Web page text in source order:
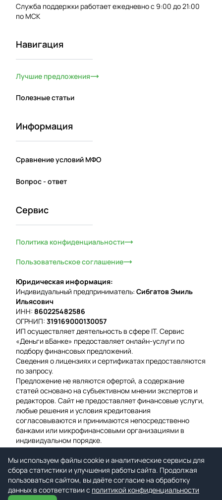
Мы используем файлы cookie и аналитические сервисы для
сбора статистики и улучшения работы сайта. Продолжая
пользоваться сайтом, вы даёте согласие на обработку
данных в соответствии с политикой конфиденциальности
Служба поддержки работает ежедневно с 9:00 до 21:00
по МСК
Навигация
Лучшие предложения
Полезные статьи
Информация
Сравнение условий МФО
Вопрос - ответ
Сервис
Политика конфиденциальности
Пользовательское соглашение
Юридическая информация:
Индивидуальный предприниматель: Сибгатов Эмиль
Ильясович
ИНН: 860225482586
ОГРНИП: 319169000130057
ИП осуществляет деятельность в сфере IT. Сервис
«Деньги вБанке» предоставляет онлайн-услуги по
подбору финансовых предложений.
Сведения о лицензиях и сертификатах предоставляются
по запросу.
Предложение не являются офертой, а содержание
статей основано на субъективном мнении экспертов и
редакторов. Сайт не предоставляет финансовые услуги,
любые решения и условия кредитования
согласовываются и принимаются непосредственно
банками или микрофинансовыми организациями в
индивидуальном порядке.
Вероятность одобрения рассчитывается на основе
среднего значения подтвержденных заявок за
предыдущую неделю.
Мы используем файлы cookie для гарантии удобства и
улучшения работы сайта.